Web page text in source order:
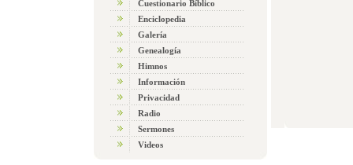
Cuestionario Bíblico
Enciclopedia
Galería
Genealogía
Himnos
Información
Privacidad
Radio
Sermones
Videos